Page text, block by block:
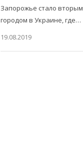
Запорожье стало вторым
городом в Украине, где…
19.08.2019